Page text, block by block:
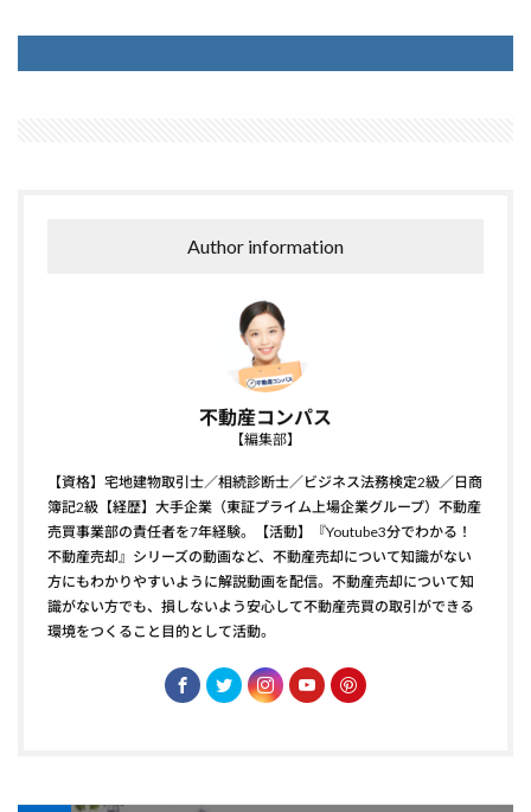
Author information
不動産コンパス
【編集部】
【資格】宅地建物取引士／相続診断士／ビジネス法務検定2級／日商
簿記2級【経歴】大手企業（東証プライム上場企業グループ）不動産
売買事業部の責任者を7年経験。【活動】『Youtube3分でわかる！
不動産売却』シリーズの動画など、不動産売却について知識がない
方にもわかりやすいように解説動画を配信。不動産売却について知
識がない方でも、損しないよう安心して不動産売買の取引ができる
環境をつくること目的として活動。